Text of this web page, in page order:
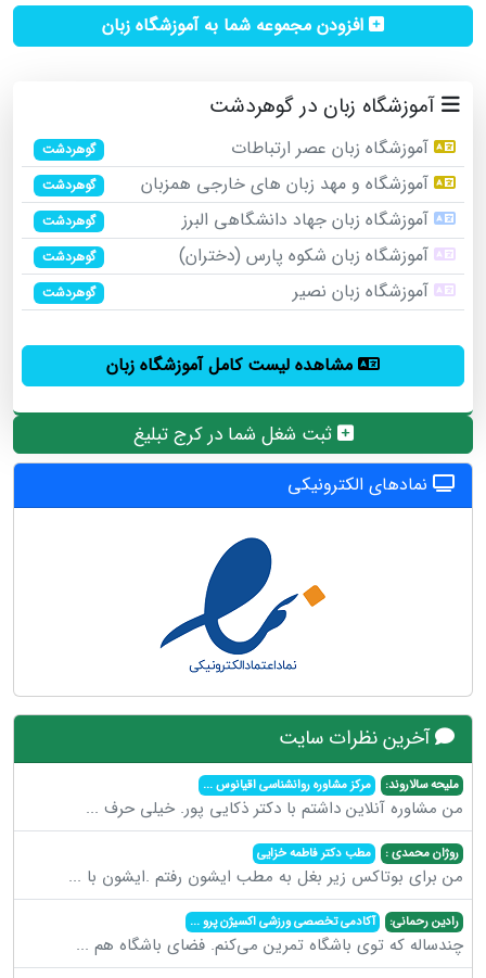
افزودن مجموعه شما به آموزشگاه زبان
آموزشگاه زبان در گوهردشت
آموزشگاه زبان عصر ارتباطات گوهردشت
آموزشگاه و مهد زبان های خارجی همزبان گوهردشت
آموزشگاه زبان جهاد دانشگاهی البرز گوهردشت
آموزشگاه زبان شکوه پارس (دختران) گوهردشت
آموزشگاه زبان نصیر گوهردشت
مشاهده لیست کامل آموزشگاه زبان
ثبت شغل شما در کرج تبلیغ
نمادهای الکترونیکی
آخرین نظرات سایت
ملیحه سالاروند: مرکز مشاوره روانشناسی اقیانوس...
من مشاوره آنلاین داشتم با دکتر ذکایی پور. خیلی حرف ...
روژان محمدی : مطب دکتر فاطمه خزایی
من برای بوتاکس زیر بغل به مطب ایشون رفتم .ایشون با ...
رادین رحمانی: آکادمی تخصصی ورزشی اکسیژن پرو...
چندساله که توی باشگاه تمرین می‌کنم. فضای باشگاه هم ...